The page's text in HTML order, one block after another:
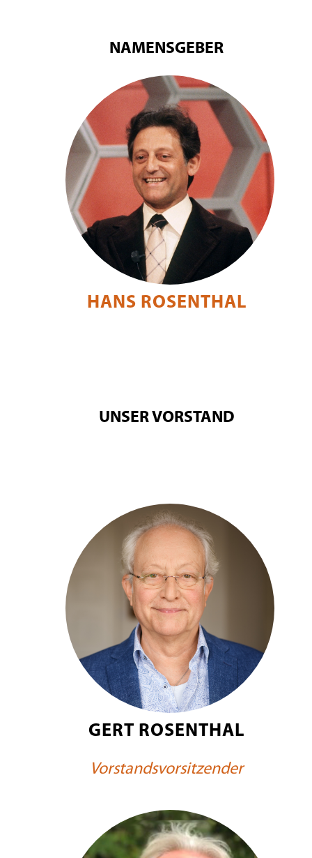
NAMENSGEBER
HANS ROSENTHAL
UNSER VORSTAND
GERT ROSENTHAL
Vorstandsvorsitzender